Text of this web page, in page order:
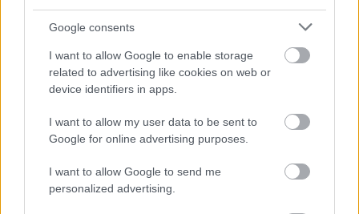
Google consents
I want to allow Google to enable storage
related to advertising like cookies on web or
device identifiers in apps.
I want to allow my user data to be sent to
Google for online advertising purposes.
I want to allow Google to send me
personalized advertising.
TESTS.Ja vari izlasīt
augšpēdus, ar tevi
pagaidām viss ir
lepnumu atrāda savu
jauno statusu
Atcelt Ziņot